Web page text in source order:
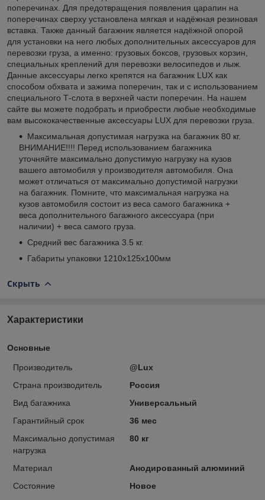
поперечинах. Для предотвращения появления царапин на
поперечинах сверху установлена мягкая и надёжная резиновая
вставка. Также данный багажник является надёжной опорой
для установки на него любых дополнительных аксессуаров для
перевозки груза, а именно: грузовых боксов, грузовых корзин,
специальных креплений для перевозки велосипедов и лыж.
Данные аксессуары легко крепятся на багажник LUX как
способом обхвата и зажима поперечин, так и с использованием
специального Т-слота в верхней части поперечин. На нашем
сайте вы можете подобрать и приобрести любые необходимые
вам высококачественные аксессуары LUX для перевозки груза.
Максимальная допустимая нагрузка на багажник 80 кг.
ВНИМАНИЕ!!!! Перед использованием багажника
уточняйте максимально допустимую нагрузку на кузов
вашего автомобиля у производителя автомобиля. Она
может отличаться от максимально допустимой нагрузки
на багажник. Помните, что максимальная нагрузка на
кузов автомобиля состоит из веса самого багажника +
веса дополнительного багажного аксессуара (при
наличии) + веса самого груза.
Средний вес багажника 3.5 кг.
Габариты упаковки 1210х125х100мм
Скрыть
Характеристики
Основные
Производитель
@Lux
Страна производитель
Россия
Вид багажника
Универсальный
Гарантийный срок
36 мес
Максимально допустимая
нагрузка
80 кг
Материал
Анодированный алюминий
Состояние
Новое